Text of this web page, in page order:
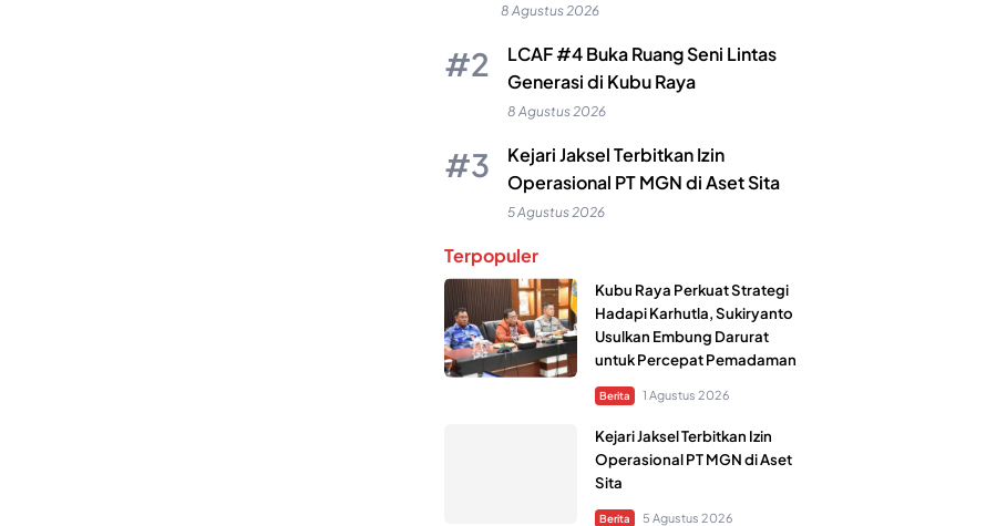
8 Agustus 2026
LCAF #4 Buka Ruang Seni Lintas
Generasi di Kubu Raya
8 Agustus 2026
Kejari Jaksel Terbitkan Izin
Operasional PT MGN di Aset Sita
5 Agustus 2026
Terpopuler
Kubu Raya Perkuat Strategi
Hadapi Karhutla, Sukiryanto
Usulkan Embung Darurat
untuk Percepat Pemadaman
Berita 1 Agustus 2026
Kejari Jaksel Terbitkan Izin
Operasional PT MGN di Aset
Sita
Berita 5 Agustus 2026